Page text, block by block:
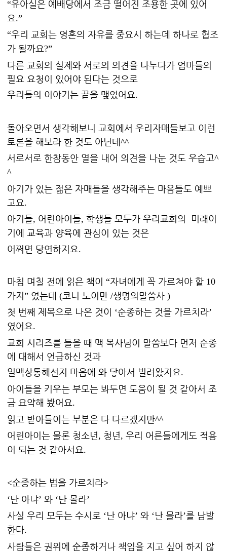
“유아실은 예배당에서 조금 떨어진 조용한 곳에 있어
요.”
“우리 교회는 영혼의 자유를 중요시 하는데 하나로 협조
가 될까요?”
다른 교회의 실제와 서로의 의견을 나누다가 엄마들의
필요 요청이 있어야 된다는 것으로
우리들의 이야기는 끝을 맺었어요.
돌아오면서 생각해보니 교회에서 우리자매들보고 이런
토론을 해보라 한 것도 아닌데^^
서로서로 한참동안 열을 내어 의견을 나눈 것도 우습고^
^
아기가 있는 젊은 자매들을 생각해주는 마음들도 예쁘
고요.
아기들, 어린아이들, 학생들 모두가 우리교회의 미래이
기에 교육과 양육에 관심이 있는 것은
어쩌면 당연하지요.
마침 며칠 전에 읽은 책이 “자녀에게 꼭 가르쳐야 할 10
가지” 였는데 (코니 노이만 /생명의말씀사 )
첫 번째 제목으로 나온 것이 ‘순종하는 것을 가르치라’
였어요.
교회 시리즈를 들을 때 맥 목사님이 말씀보다 먼저 순종
에 대해서 언급하신 것과
일맥상통해선지 마음에 와 닿아서 빌려왔지요.
아이들을 키우는 부모는 봐두면 도움이 될 것 같아서 조
금 요약해 봤어요.
읽고 받아들이는 부분은 다 다르겠지만^^
어린아이는 물론 청소년 , 청년 , 우리 어른들에게도 적용
이 되는 것 같아서요.
<순종하는 법을 가르치라>
‘난 아냐’ 와 ‘난 몰라’
사실 우리 모두는 수시로 ‘난 아냐’ 와 ‘난 몰라’를 남발
한다.
사람들은 권위에 순종하거나 책임을 지고 싶어 하지 않